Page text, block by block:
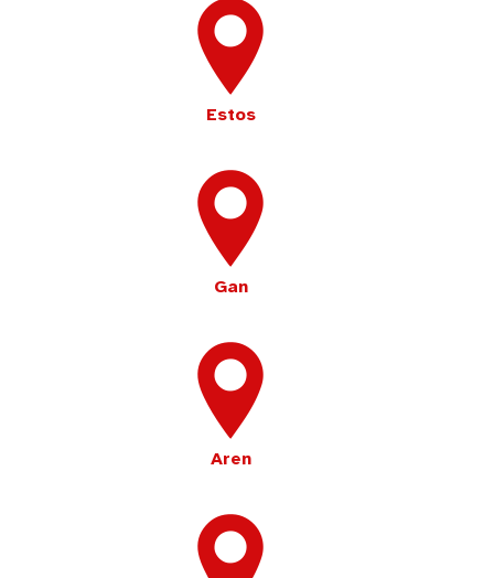
Estos
Gan
Aren